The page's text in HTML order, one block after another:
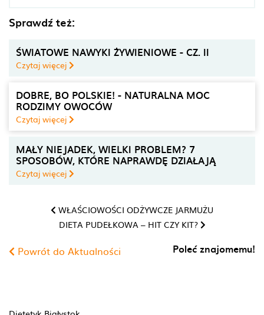
Sprawdź też:
ŚWIATOWE NAWYKI ŻYWIENIOWE - CZ. II
Czytaj więcej
DOBRE, BO POLSKIE! - NATURALNA MOC
RODZIMY OWOCÓW
Czytaj więcej
MAŁY NIEJADEK, WIELKI PROBLEM? 7
SPOSOBÓW, KTÓRE NAPRAWDĘ DZIAŁAJĄ
Czytaj więcej
WŁAŚCIOWOŚCI ODŻYWCZE JARMUŻU
DIETA PUDEŁKOWA – HIT CZY KIT?
Powrót do Aktualności Poleć znajomemu!